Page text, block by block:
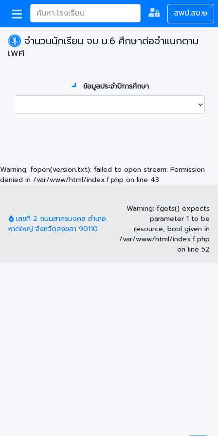
สพป.สข.๒
จำนวนนักเรียน จบ ม.6 ศึกษาต่อจำแนกตาม
เพศ
ข้อมูลประจำปีการศึกษา
Warning: fopen(version.txt): failed to open stream: Permission
denied in /var/www/html/index.f.php on line 43
เลขที่ 2 ถนนสาครมงคล อำเภอ
หาดใหญ่ จังหวัดสงขลา 90110
Warning: fgets() expects
parameter 1 to be
resource, bool given in
/var/www/html/index.f.php
on line 52